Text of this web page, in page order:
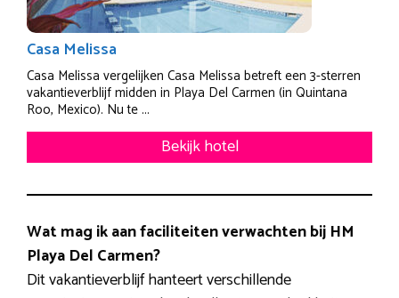
Casa Melissa
Casa Melissa vergelijken Casa Melissa betreft een 3-sterren
vakantieverblijf midden in Playa Del Carmen (in Quintana
Roo, Mexico). Nu te ...
Bekijk hotel
Wat mag ik aan faciliteiten verwachten bij HM
Playa Del Carmen?
Dit vakantieverblijf hanteert verschillende